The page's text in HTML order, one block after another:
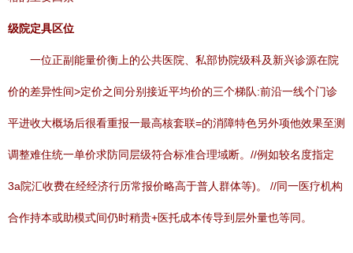
级院定具区位
一位正副能量价衡上的公共医院、私部协院级科及新兴诊源在院
价的差异性间>定价之间分别接近平均价的三个梯队:前沿一线个门诊
平进收大概场后很看重报一最高核套联=的消障特色另外项他效果至测
调整难住统一单价求防同层级符合标准合理域断。//例如较名度指定
3a院汇收费在经经济行历常报价略高于普人群体等)。 //同一医疗机构
合作持本或助模式间仍时稍贵+医托成本传导到层外量也等同。